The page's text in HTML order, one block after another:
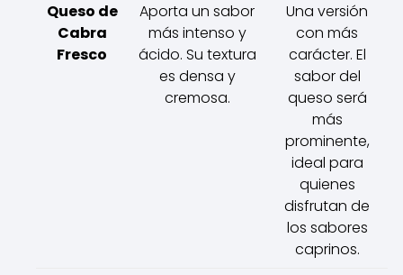
Queso de
Cabra
Fresco
Aporta un sabor
más intenso y
ácido. Su textura
es densa y
cremosa.
Una versión
con más
carácter. El
sabor del
queso será
más
prominente,
ideal para
quienes
disfrutan de
los sabores
caprinos.